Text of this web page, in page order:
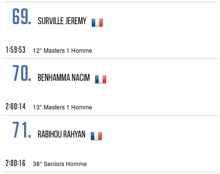
69. Surville Jeremy
1:59:53 12° Masters 1 Homme
70. BENHAMMA NACIM
2:00:14 13° Masters 1 Homme
71. Rabihou Rahyan
2:00:16 38° Seniors Homme